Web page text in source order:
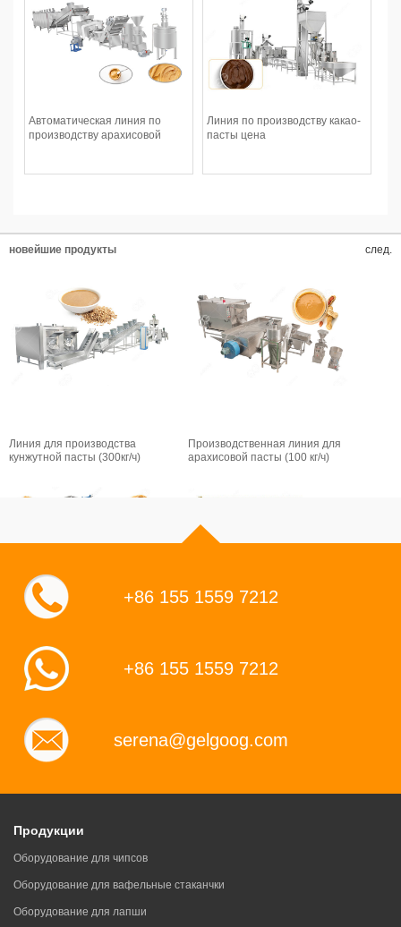
Автоматическая линия по
производству арахисовой
Линия по производству какао-
пасты цена
след.
новейшие продукты
Линия для производства
кунжутной пасты (300кг/ч)
Производственная линия для
арахисовой пасты (100 кг/ч)
Оборудование для
производства арахисовой
пасты (500кг/ч)
из семян подсолнечника 500 кг/
ч
Коммерческая машина для
нарезки миндаля на продажу
+86 155 1559 7212
+86 155 1559 7212
serena@gelgoog.com
Продукции
Оборудование для чипсов
Оборудование для вафельные стаканчки
Оборудование для лапши